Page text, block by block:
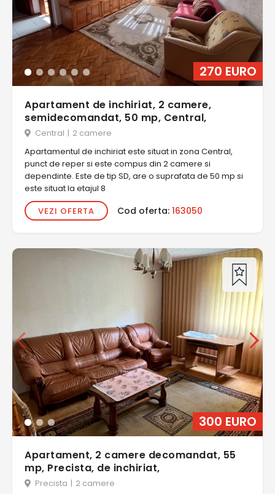
270 EURO
Apartament de inchiriat, 2 camere,
semidecomandat, 50 mp, Central,
Central | 2 camere
Apartamentul de inchiriat este situat in zona Central,
punct de reper si este compus din 2 camere si
dependinte. Este de tip SD, are o suprafata de 50 mp si
este situat la etajul 8
VEZI OFERTA
Cod oferta: 163050
300 EURO
Apartament, 2 camere decomandat, 55
mp, Precista, de inchiriat,
Precista | 2 camere